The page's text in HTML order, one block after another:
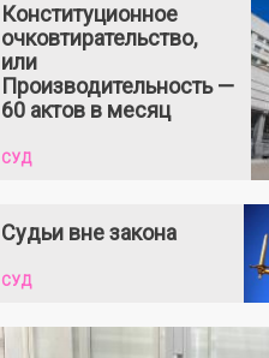
Конституционное
очковтирательство,
или
Производительность —
60 актов в месяц
СУД
Судьи вне закона
СУД